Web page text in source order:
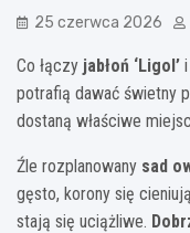
25 czerwca 2026
Co łączy jabłoń ‘Ligol’ i
potrafią dawać świetny
dostaną właściwe
Źle rozplanowany sad
gęsto, korony się
stają się uciążliwe.